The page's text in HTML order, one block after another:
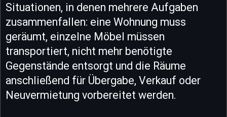
Situationen, in denen mehrere Aufgaben
zusammenfallen: eine Wohnung muss
geräumt, einzelne Möbel müssen
transportiert, nicht mehr benötigte
Gegenstände entsorgt und die Räume
anschließend für Übergabe, Verkauf oder
Neuvermietung vorbereitet werden.